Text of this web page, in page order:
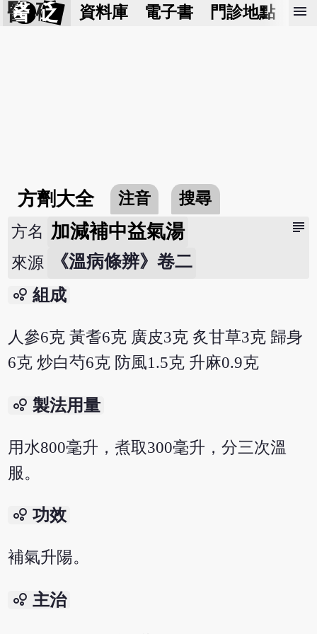
醫 砭 資料庫 電子書 門診地點 預
menu
方劑大全 注音 搜尋
subject
方名 加減補中益氣湯
來源 《溫病條辨》卷二
bubble_chart 組成
人參6克 黃耆6克 廣皮3克 炙甘草3克 歸身
6克 炒白芍6克 防風1.5克 升麻0.9克
bubble_chart 製法用量
用水800毫升，煮取300毫升，分三次溫
服。
bubble_chart 功效
補氣升陽。
bubble_chart 主治